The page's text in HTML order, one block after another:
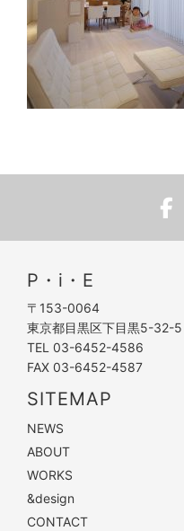
P・i・E
〒153-0064
東京都目黒区下目黒5-32-5
TEL 03-6452-4586
FAX 03-6452-4587
SITEMAP
NEWS
ABOUT
WORKS
&design
CONTACT